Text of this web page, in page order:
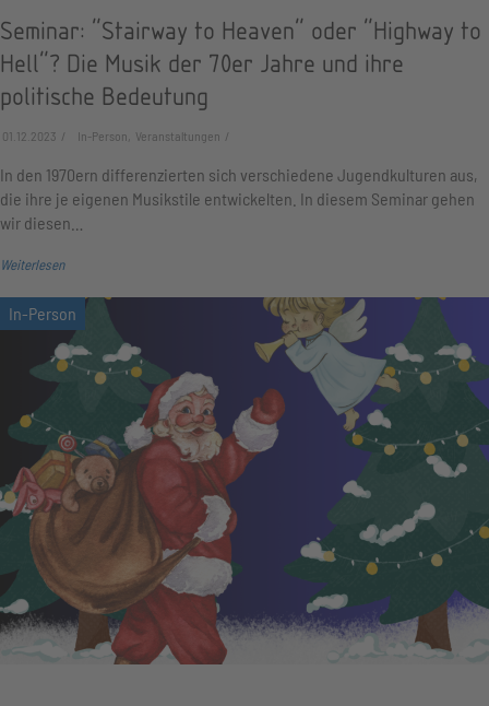
Seminar: "Stairway to Heaven" oder "Highway to
Hell"? Die Musik der 70er Jahre und ihre
politische Bedeutung
01.12.2023 In-Person, Veranstaltungen
In den 1970ern differenzierten sich verschiedene Jugend­kulturen aus,
die ihre je eigenen Musik­stile entwickelten. In diesem Seminar gehen
wir diesen…
Weiterlesen